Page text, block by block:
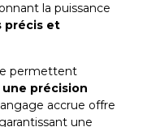
la puissance
précis et
permettent
une précision
accrue offre
une